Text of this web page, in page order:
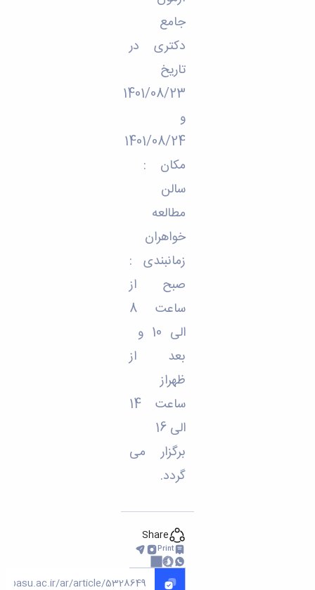
جامع
دکتری در
تاریخ
1401/08/23
و
1401/08/24
مکان :
سالن
مطالعه
خواهران
زمانبندی :
صبح از
ساعت 8
الی 10 و
بعد از
ظهراز
ساعت 14
الی 16
برگزار می
گردد.
Share
Print